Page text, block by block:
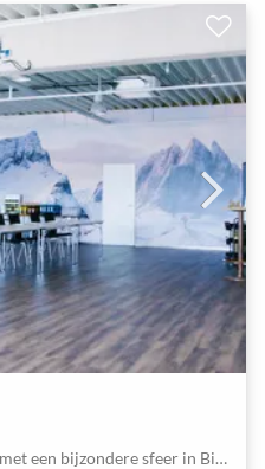
Creatieve evenementenruimte met een bijzondere sfeer in Bispingen